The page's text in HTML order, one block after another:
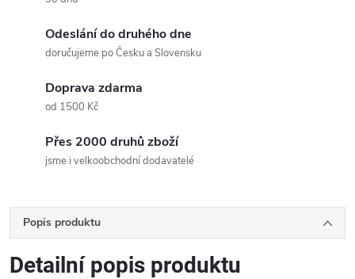
Odeslání do druhého dne
doručujeme po Česku a Slovensku
Doprava zdarma
od 1500 Kč
Přes 2000 druhů zboží
jsme i velkoobchodní dodavatelé
Popis produktu
Detailní popis produktu